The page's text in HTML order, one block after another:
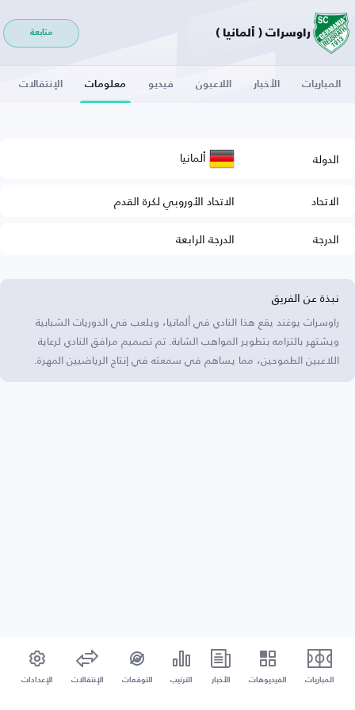
راوسرات ( ألمانيا ) متابعة
المباريات الأخبار اللاعبون فيديو معلومات الإنتقالات
الدولة ألمانيا
الاتحاد
الاتحاد الأوروبي لكرة القدم
الدرجة
الدرجة الرابعة
نبذة عن الفريق
راوسرات يوغند يقع هذا النادي في ألمانيا، ويلعب في الدوريات الشبابية
ويشتهر بالتزامه بتطوير المواهب الشابة. تم تصميم مرافق النادي لرعاية
اللاعبين الطموحين، مما يساهم في سمعته في إنتاج الرياضيين المهرة.
المباريات الفيديوهات الأخبار الترتيب التوقعات الإنتقالات الإعدادات